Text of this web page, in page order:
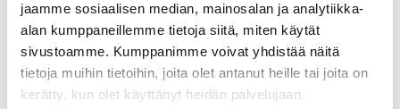
jaamme sosiaalisen median, mainosalan ja analytiikka-
alan kumppaneillemme tietoja siitä, miten käytät
sivustoamme. Kumppanimme voivat yhdistää näitä
tietoja muihin tietoihin, joita olet antanut heille tai joita on
kerätty, kun olet käyttänyt heidän palvelujaan.
Vaara